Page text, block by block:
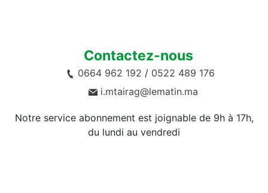
Contactez-nous
0664 962 192 / 0522 489 176
i.mtairag@lematin.ma
Notre service abonnement est joignable de 9h à 17h,
du lundi au vendredi